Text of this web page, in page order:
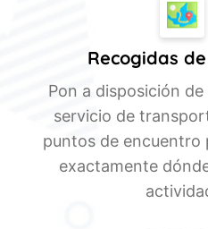
Recogidas
Pon a disposición
servicio de
puntos de encuentro
exactamente